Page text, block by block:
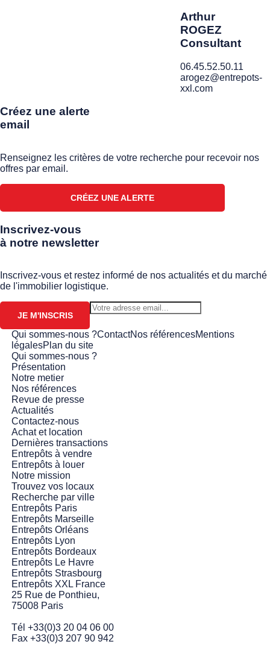
Arthur
ROGEZ
Consultant
06.45.52.50.11
arogez@entrepots-
xxl.com
Créez une alerte
email
Renseignez les critères de votre recherche pour recevoir nos
offres par email.
CRÉEZ UNE ALERTE
Inscrivez-vous
à notre newsletter
Inscrivez-vous et restez informé de nos actualités et du marché
de l'immobilier logistique.
JE M'INSCRIS
Qui sommes-nous ?ContactNos référencesMentions
légalesPlan du site
Qui sommes-nous ?
Présentation
Notre metier
Nos références
Revue de presse
Actualités
Contactez-nous
Achat et location
Dernières transactions
Entrepôts à vendre
Entrepôts à louer
Notre mission
Trouvez vos locaux
Recherche par ville
Entrepôts Paris
Entrepôts Marseille
Entrepôts Orléans
Entrepôts Lyon
Entrepôts Bordeaux
Entrepôts Le Havre
Entrepôts Strasbourg
Entrepôts XXL France
25 Rue de Ponthieu,
75008 Paris
Tél +33(0)3 20 04 06 00
Fax +33(0)3 207 90 942